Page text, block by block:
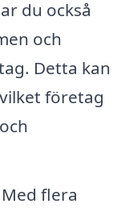
du också
och
Detta kan
företag
Med flera